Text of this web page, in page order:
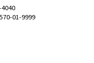
01-9999